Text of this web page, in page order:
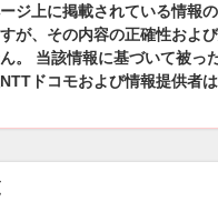
ジ上に掲載されている情報
が、その内容の正確性およ
。 当該情報に基づいて被っ
ドコモおよび情報提供者